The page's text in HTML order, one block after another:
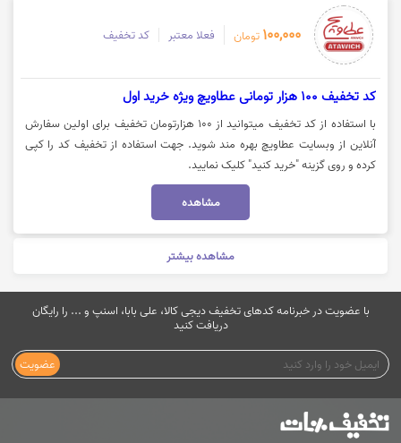
100,000 تومان فعلا معتبر کد تخفیف
کد تخفیف 100 هزار تومانی عطاویچ ویژه خرید اول
با استفاده از کد تخفیف میتوانید از 100 هزارتومان تخفیف برای اولین سفارش
آنلاین از وبسایت عطاویچ بهره مند شوید. جهت استفاده از تخفیف کد را کپی
کرده و روی گزینه "خرید کنید" کلیک نمایید.
مشاهده
مشاهده بیشتر
با عضویت در خبرنامه کدهای تخفیف دیجی کالا، علی بابا، اسنپ و ... را رایگان
دریافت کنید
عضویت